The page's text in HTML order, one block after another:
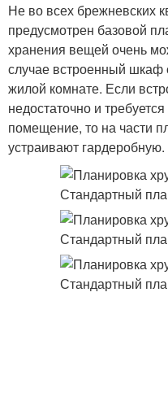
Не во всех брежневских
предусмотрен базовой
хранения вещей очень
случае встроенный шкаф
жилой комнате. Если
недостаточно и
помещение, то на части
устраивают гардеробную.